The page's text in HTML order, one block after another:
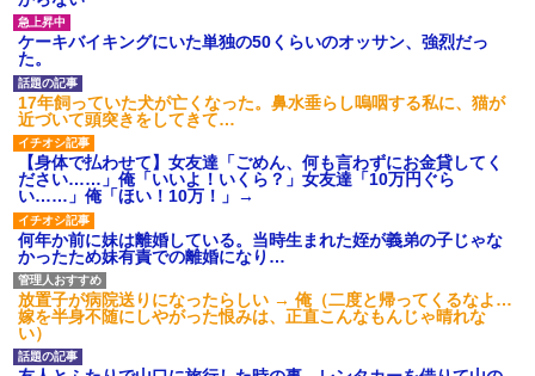
私「初めて飲む味だけどなん
のお茶？」彼「ちっ！」私「」
【GIF】JSのカンチョーワロ
タ
後続車にクラクションを鳴ら
され彼氏が逆切れ。「何クラク
ション鳴らしてんだ！降りてこ
いよ！」と怒鳴りだし...
【衝撃】報酬100万円超の治験
募集がこちらｗｗｗｗｗ(※画像
あり)
【ネット騒然】惨殺されたタ
ワマン頂き女子のこの動画、す
げえええええｗｗｗｗｗｗｗｗ
ｗｗｗ
【愕然】白のクラウン俺氏、
高速道路左車線を制限速度で走
った結果wwwwwwwwwwww
百年の恋12-899 食べた量を
ケーキバイキングにいた単独の50くらいのオッサン、強烈だっ
た。
17年飼っていた犬が亡くなった。鼻水垂らし嗚咽する私に、猫が
近づいて頭突きをしてきて…
【身体で払わせて】女友達「ごめん、何も言わずにお金貸してく
ださい……」俺「いいよ！いくら？」女友達「10万円ぐら
い……」俺「ほい！10万！」→
何年か前に妹は離婚している。当時生まれた姪が義弟の子じゃな
かったため妹有責での離婚になり…
放置子が病院送りになったらしい → 俺（二度と帰ってくるなよ…
嫁を半身不随にしやがった恨みは、正直こんなもんじゃ晴れな
い）